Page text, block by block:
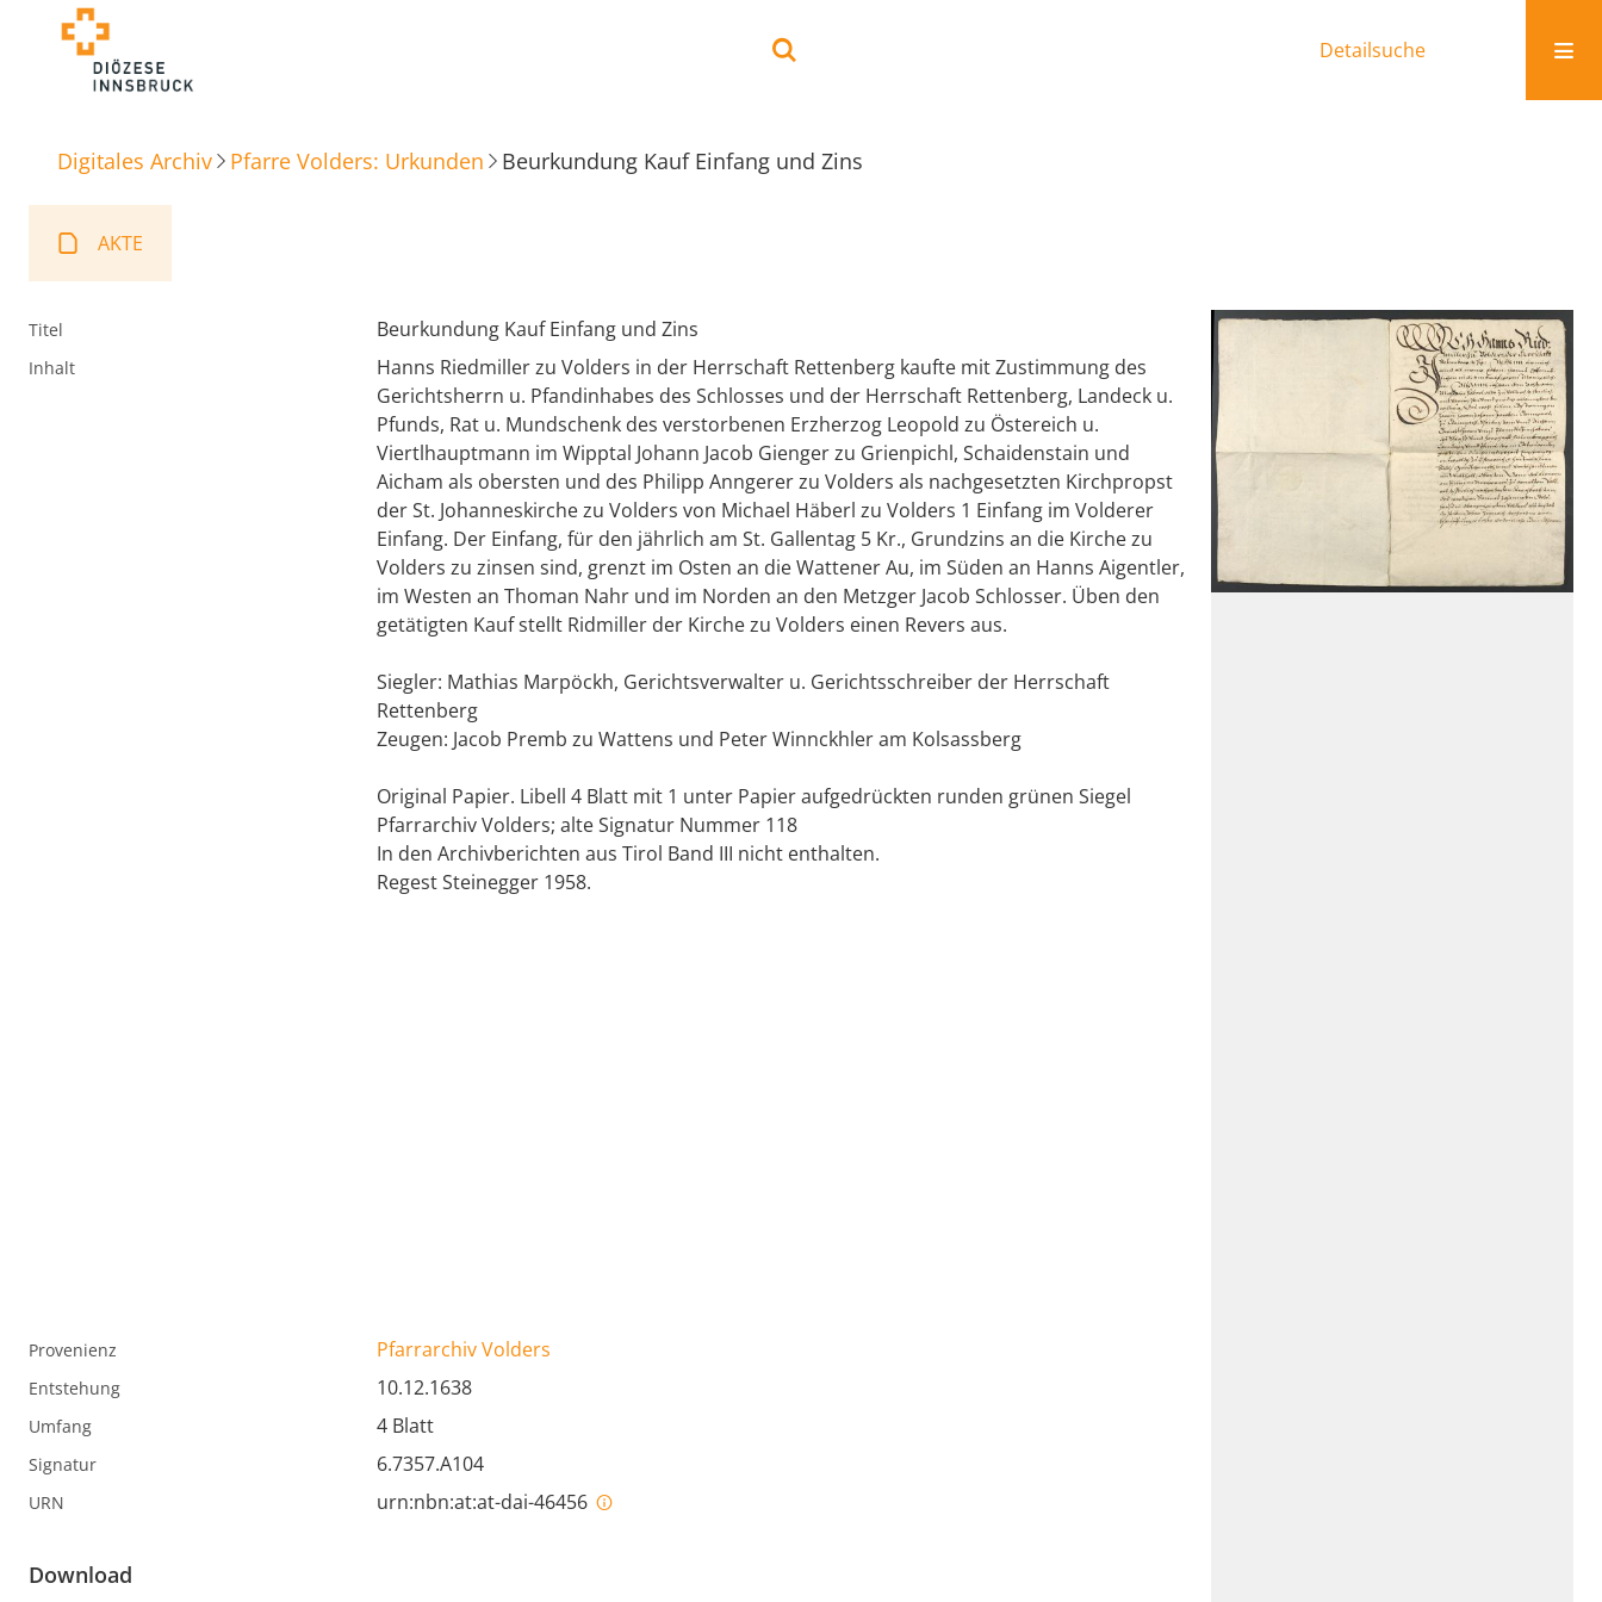
Detailsuche
Digitales Archiv Pfarre Volders: Urkunden Beurkundung Kauf Einfang und Zins
AKTE
Titel Beurkundung Kauf Einfang und Zins
Inhalt
Hanns Riedmiller zu Volders in der Herrschaft Rettenberg kaufte mit Zustimmung des
Gerichtsherrn u. Pfandinhabes des Schlosses und der Herrschaft Rettenberg, Landeck u.
Pfunds, Rat u. Mundschenk des verstorbenen Erzherzog Leopold zu Östereich u.
Viertlhauptmann im Wipptal Johann Jacob Gienger zu Grienpichl, Schaidenstain und
Aicham als obersten und des Philipp Anngerer zu Volders als nachgesetzten Kirchpropst
der St. Johanneskirche zu Volders von Michael Häberl zu Volders 1 Einfang im Volderer
Einfang. Der Einfang, für den jährlich am St. Gallentag 5 Kr., Grundzins an die Kirche zu
Volders zu zinsen sind, grenzt im Osten an die Wattener Au, im Süden an Hanns Aigentler,
im Westen an Thoman Nahr und im Norden an den Metzger Jacob Schlosser. Üben den
getätigten Kauf stellt Ridmiller der Kirche zu Volders einen Revers aus.
Siegler: Mathias Marpöckh, Gerichtsverwalter u. Gerichtsschreiber der Herrschaft
Rettenberg
Zeugen: Jacob Premb zu Wattens und Peter Winnckhler am Kolsassberg
Original Papier. Libell 4 Blatt mit 1 unter Papier aufgedrückten runden grünen Siegel
Pfarrarchiv Volders; alte Signatur Nummer 118
In den Archivberichten aus Tirol Band III nicht enthalten.
Regest Steinegger 1958.
Provenienz Pfarrarchiv Volders
Entstehung 10.12.1638
Umfang 4 Blatt
Signatur 6.7357.A104
URN urn:nbn:at:at-dai-46456
Download